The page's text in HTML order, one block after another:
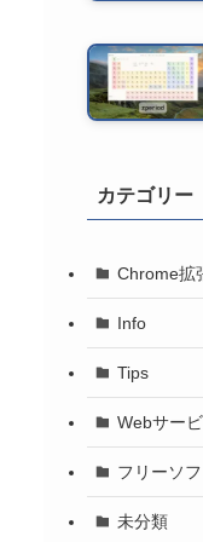
カテゴリー
Chrome拡
Info
Tips
Webサー
フリーソフ
未分類